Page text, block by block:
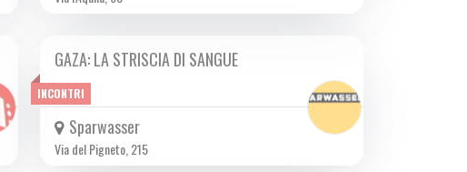
INCONTRI
MAR 17/10 2023
GAZA: LA STRISCIA DI SANGUE
Sparwasser
Via del Pigneto, 215